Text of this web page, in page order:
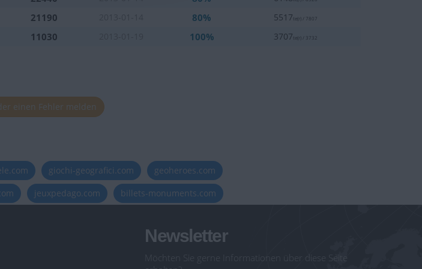
21190 80% 5517te(r) / 7807
11030 100% 3707te(r) / 3732
einen Fehler melden
giochi-geografici.com
geoheroes.com
jeuxpedago.com billets-monuments.com
Newsletter
Möchten Sie gerne Informationen über diese Seite